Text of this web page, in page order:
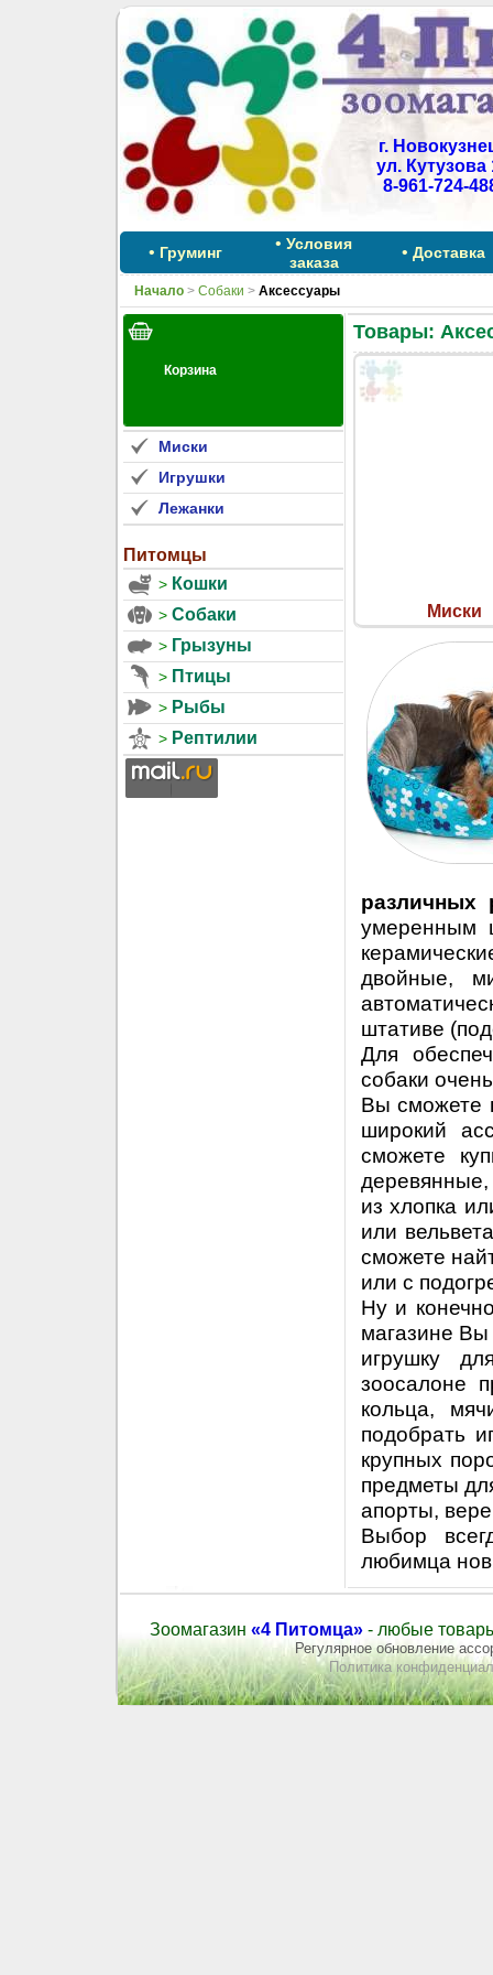
г.
ул. Кутузова
8-961-724-
• Груминг • Условия
заказа
• Доставка
Начало> Собаки > Аксессуары
Миски
Игрушки
Лежанки
Питомцы
Кошки
Собаки
Грызуны
Птицы
Рыбы
Рептилии
Товары:
Миски
умеренным
двойные,
штативе
Для
собаки
Вы сможете
широкий
сможете
из хлопка
или
сможете
или с
Ну и
магазине
игрушку
зоосалоне
кольца,
подобрать
крупных
предметы
апорты,
Выбор
любимца
Зоомагазин «4 Питомца» - любые
Регулярное обновление
Политика